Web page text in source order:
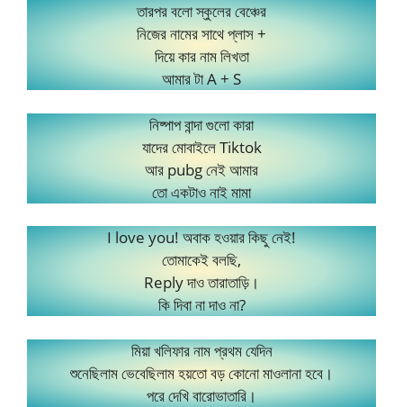
তারপর বলো স্কুলের বেঞ্চের
নিজের নামের সাথে প্লাস +
দিয়ে কার নাম লিখতা
আমার টা A + S
নিষ্পাপ বান্দা গুলো কারা
যাদের মোবাইলে Tiktok
আর pubg নেই আমার
তো একটাও নাই মামা
I love you! অবাক হওয়ার কিছু নেই!
তোমাকেই বলছি,
Reply দাও তারাতাড়ি।
কি দিবা না দাও না?
মিয়া খলিফার নাম প্রথম যেদিন
শুনেছিলাম ভেবেছিলাম হয়তো বড় কোনো মাওলানা হবে।
পরে দেখি বারোভাতারি।